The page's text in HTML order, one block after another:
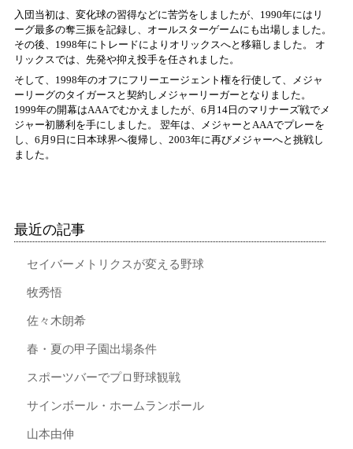
入団当初は、変化球の習得などに苦労をしましたが、1990年にはリ
ーグ最多の奪三振を記録し、オールスターゲームにも出場しました。
その後、1998年にトレードによりオリックスへと移籍しました。 オ
リックスでは、先発や抑え投手を任されました。
そして、1998年のオフにフリーエージェント権を行使して、メジャ
ーリーグのタイガースと契約しメジャーリーガーとなりました。
1999年の開幕はAAAでむかえましたが、6月14日のマリナーズ戦でメ
ジャー初勝利を手にしました。 翌年は、メジャーとAAAでプレーを
し、6月9日に日本球界へ復帰し、2003年に再びメジャーへと挑戦し
ました。
最近の記事
セイバーメトリクスが変える野球
牧秀悟
佐々木朗希
春・夏の甲子園出場条件
スポーツバーでプロ野球観戦
サインボール・ホームランボール
山本由伸